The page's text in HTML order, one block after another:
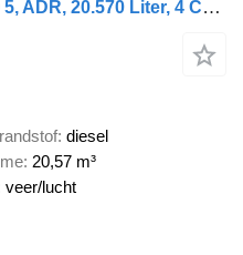
MAN TGS 26 320 6x2, EURO 5, ADR, 20.570 Liter, 4 Comp
diesel
20,57 m³
veer/lucht